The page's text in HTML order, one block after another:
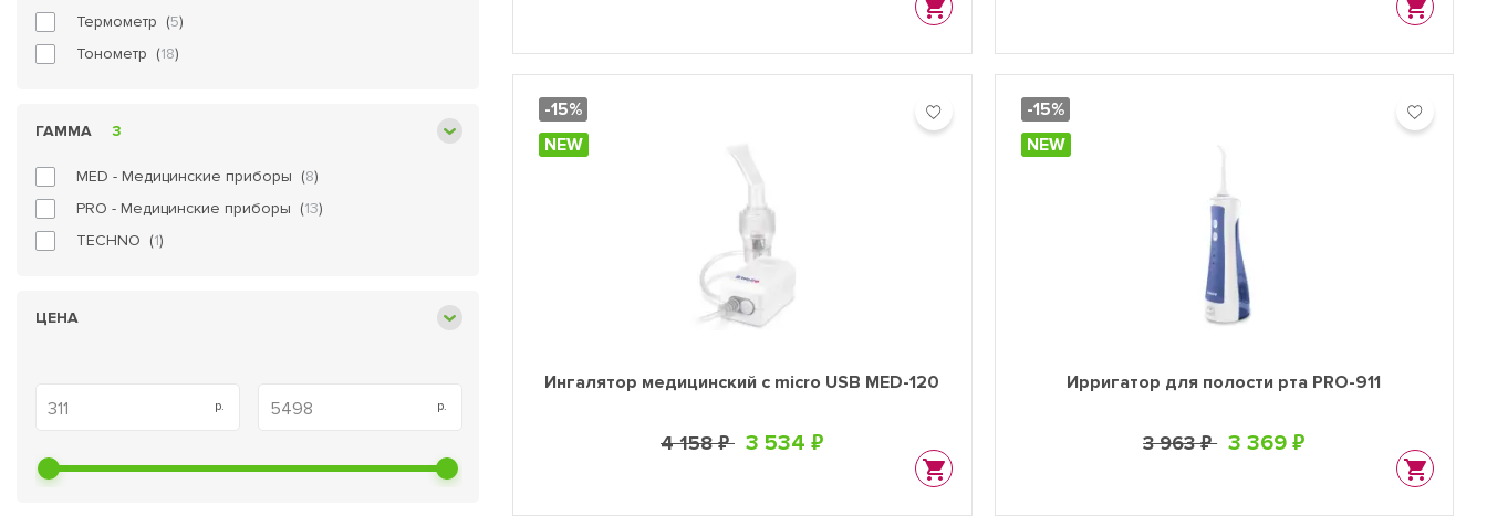
Термометр (5)
Тонометр (18)
ГАММА 3
MED - Медицинские приборы (8)
PRO - Медицинские приборы (13)
TECHNO (1)
ЦЕНА
-15%
NEW
Ингалятор медицинский с micro USB MED-120
4 158 ₽ 3 534 ₽
-15%
NEW
Ирригатор для полости рта PRO-911
3 963 ₽ 3 369 ₽